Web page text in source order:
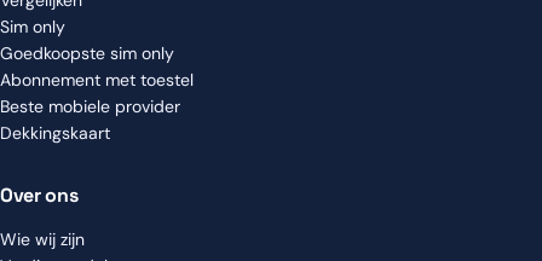
Sim only
Goedkoopste sim only
Abonnement met toestel
Beste mobiele provider
Dekkingskaart
Over ons
Wie wij zijn